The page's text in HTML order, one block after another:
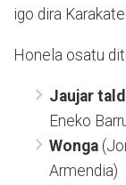
igo dira
Honela osatu
Jaujar
Eneko
Wonga
Armendia)